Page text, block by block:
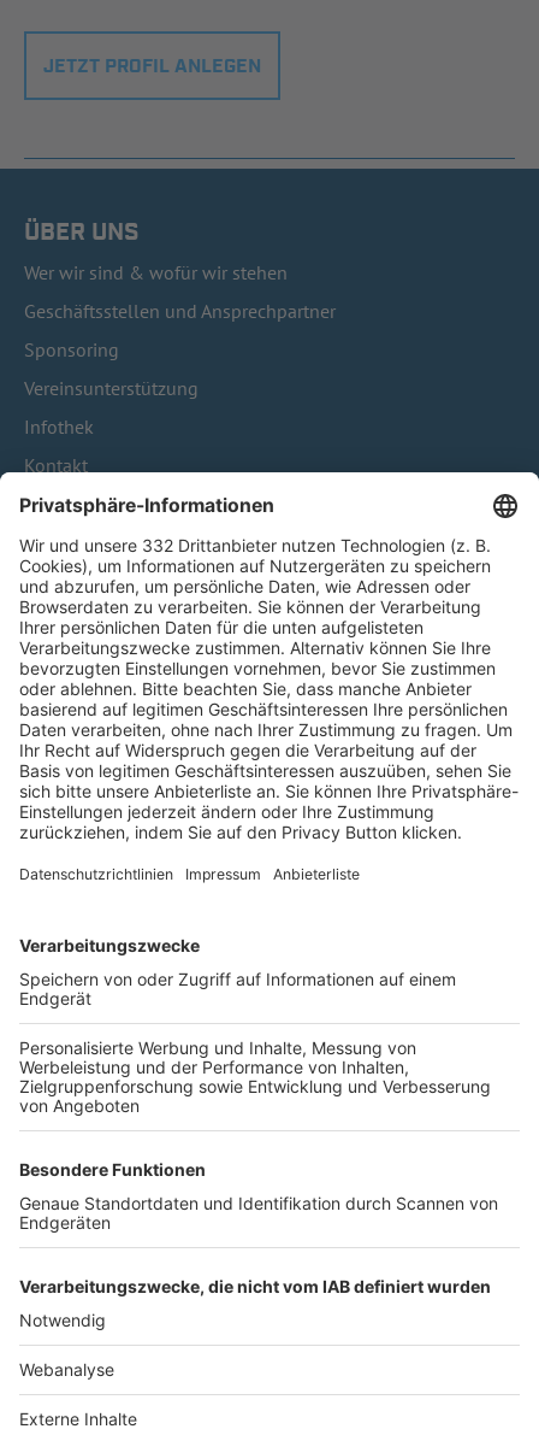
JETZT PROFIL ANLEGEN
ÜBER UNS
Wer wir sind & wofür wir stehen
Geschäftsstellen und Ansprechpartner
Sponsoring
Vereinsunterstützung
Infothek
Kontakt
HÄUFIG BESUCHTE SEITEN
Pässe und Vereinswechsel
Trainerausbildung
Schulungsangebot Vereinsmitarbeiter
BFV-Geschäftsstellen
Trainerbörse
Login SpielPlus
FOLGE DEM BFV
TOP-VEREINE
TOP-PARTNER
Nutzungsbedingungen Datenschutz Impressum